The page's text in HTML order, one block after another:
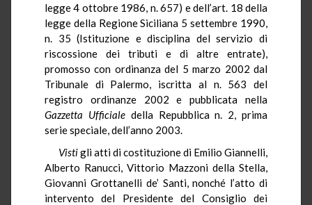
legge 4 ottobre 1986, n. 657) e dell’art. 18 della
legge della Regione Siciliana 5 settembre 1990,
n. 35 (Istituzione e disciplina del servizio di
riscossione dei tributi e di altre entrate),
promosso con ordinanza del 5 marzo 2002 dal
Tribunale di Palermo, iscritta al n. 563 del
registro ordinanze 2002 e pubblicata nella
Gazzetta Ufficialedella Repubblica n. 2, prima
serie speciale, dell’anno 2003.
Vistigli atti di costituzione di Emilio Giannelli,
Alberto Ranucci, Vittorio Mazzoni della Stella,
Giovanni Grottanelli de’ Santi, nonché l’atto di
intervento del Presidente del Consiglio dei